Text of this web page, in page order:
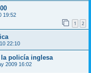
19:52
1 2
22:10
la policía inglesa
2009 16:02